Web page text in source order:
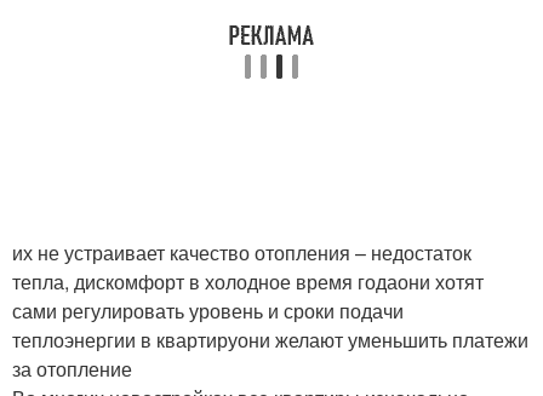
их не устраивает качество отопления – недостаток
тепла, дискомфорт в холодное время годаони хотят
сами регулировать уровень и сроки подачи
теплоэнергии в квартируони желают уменьшить платежи
за отопление